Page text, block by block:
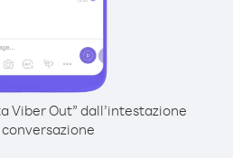
Viber Out” dall’intestazione